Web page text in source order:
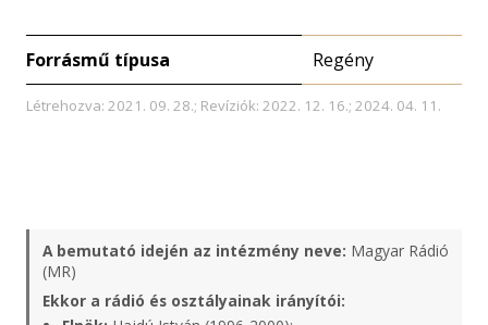
Forrásmű típusa Regény
Létrehozva: 2021. 09. 28.; Revíziók: 2022. 12. 16.; 2024. 04. 11.
A bemutató idején az intézmény neve: Magyar Rádió
(MR)
Ekkor a rádió és osztályainak irányítói: